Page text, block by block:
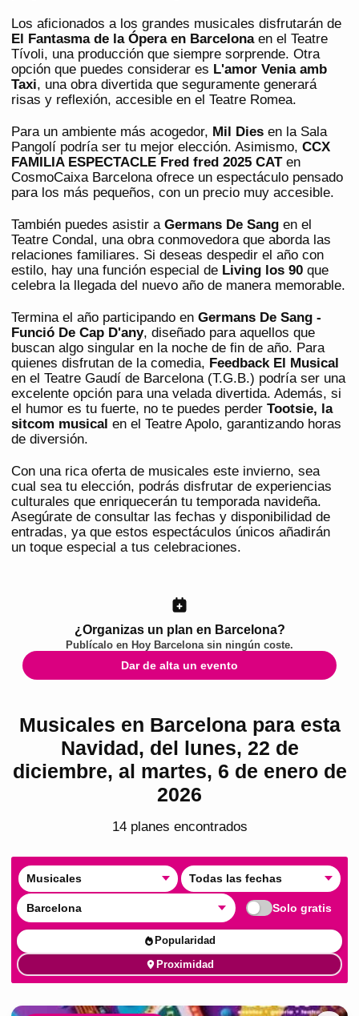
Los aficionados a los grandes musicales disfrutarán de
El Fantasma de la Ópera en Barcelonaen el Teatre
Tívoli, una producción que siempre sorprende. Otra
opción que puedes considerar es L'amor Venia amb
Taxi, una obra divertida que seguramente generará
risas y reflexión, accesible en el Teatre Romea.
Para un ambiente más acogedor, Mil Dies en la Sala
Pangolí podría ser tu mejor elección. Asimismo, CCX
FAMILIA ESPECTACLE Fred fred 2025 CATen
CosmoCaixa Barcelona ofrece un espectáculo pensado
para los más pequeños, con un precio muy accesible.
También puedes asistir a Germans De Sang en el
Teatre Condal, una obra conmovedora que aborda las
relaciones familiares. Si deseas despedir el año con
estilo, hay una función especial de Living los 90 que
celebra la llegada del nuevo año de manera memorable.
Termina el año participando en Germans De Sang -
Funció De Cap D'any, diseñado para aquellos que
buscan algo singular en la noche de fin de año. Para
quienes disfrutan de la comedia, Feedback El Musical
en el Teatre Gaudí de Barcelona (T.G.B.) podría ser una
excelente opción para una velada divertida. Además, si
el humor es tu fuerte, no te puedes perder Tootsie, la
sitcom musical en el Teatre Apolo, garantizando horas
de diversión.
Con una rica oferta de musicales este invierno, sea
cual sea tu elección, podrás disfrutar de experiencias
culturales que enriquecerán tu temporada navideña.
Asegúrate de consultar las fechas y disponibilidad de
entradas, ya que estos espectáculos únicos añadirán
un toque especial a tus celebraciones.
¿Organizas un plan en Barcelona?
Publícalo en Hoy Barcelonasin ningún coste.
Dar de alta un evento
Musicales en Barcelona para esta
Navidad, del lunes, 22 de
diciembre, al martes, 6 de enero de
2026
14planes encontrados
Musicales Todas las fechas
Barcelona Solo gratis
Popularidad
Proximidad